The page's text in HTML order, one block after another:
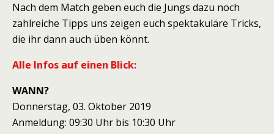
Nach dem Match geben euch die Jungs dazu noch
zahlreiche Tipps uns zeigen euch spektakuläre Tricks,
die ihr dann auch üben könnt.
Alle Infos auf einen Blick:
WANN?
Donnerstag, 03. Oktober 2019
Anmeldung: 09:30 Uhr bis 10:30 Uhr